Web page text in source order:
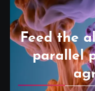
Feed the
parallel